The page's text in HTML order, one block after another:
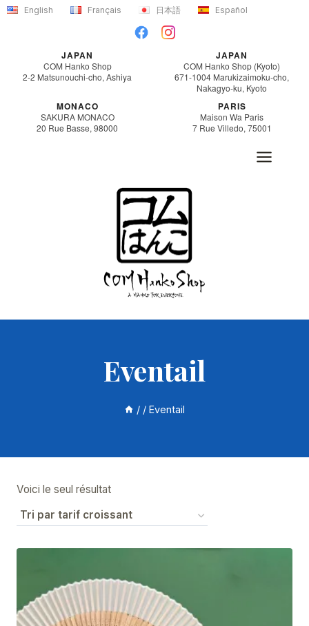
Aller
English Français 日本語 Español
JAPAN
COM Hanko Shop
2-2 Matsunouchi-cho, Ashiya
JAPAN
COM Hanko Shop (Kyoto)
671-1004 Marukizaimoku-cho,
Nakagyo-ku, Kyoto
MONACO
SAKURA MONACO
20 Rue Basse, 98000
PARIS
Maison Wa Paris
7 Rue Villedo, 75001
Eventail
/ / Eventail
Voici le seul résultat